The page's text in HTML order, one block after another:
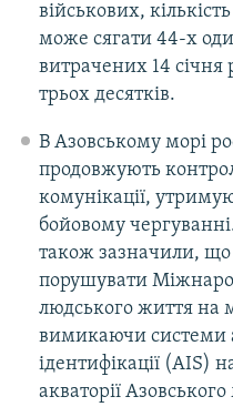
військових,
може сягати 44-х
витрачених 14 січня
трьох десятків.
В Азовському морі
продовжують
комунікації,
бойовому
також зазначили, що
порушувати
людського життя на
вимикаючи системи
ідентифікації (AIS)
акваторії